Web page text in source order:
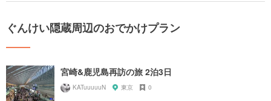
ぐんけい隠蔵周辺のおでかけプラン
宮崎&鹿児島再訪の旅 2泊3日
KATuuuuuN 東京 0